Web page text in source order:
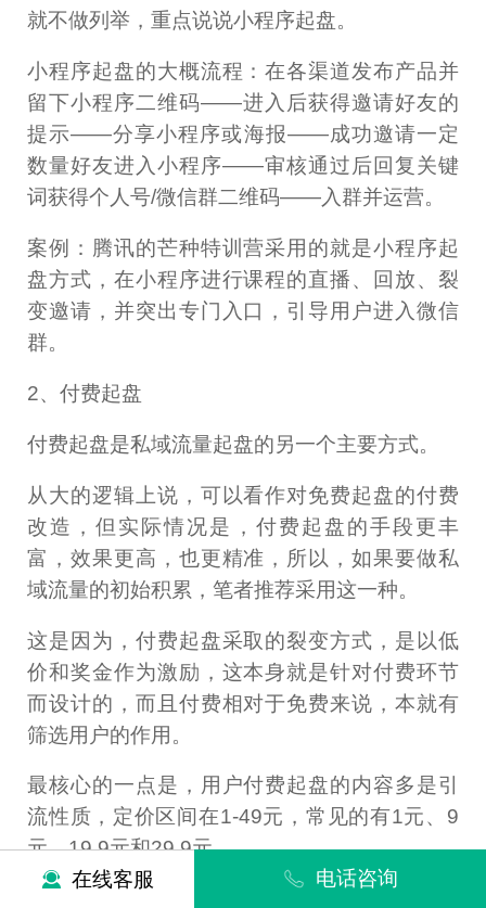
就不做列举，重点说说小程序起盘。
小程序起盘的大概流程：在各渠道发布产品并
留下小程序二维码——进入后获得邀请好友的
提示——分享小程序或海报——成功邀请一定
数量好友进入小程序——审核通过后回复关键
词获得个人号/微信群二维码——入群并运营。
案例：腾讯的芒种特训营采用的就是小程序起
盘方式，在小程序进行课程的直播、回放、裂
变邀请，并突出专门入口，引导用户进入微信
群。
2、付费起盘
付费起盘是私域流量起盘的另一个主要方式。
从大的逻辑上说，可以看作对免费起盘的付费
改造，但实际情况是，付费起盘的手段更丰
富，效果更高，也更精准，所以，如果要做私
域流量的初始积累，笔者推荐采用这一种。
这是因为，付费起盘采取的裂变方式，是以低
价和奖金作为激励，这本身就是针对付费环节
而设计的，而且付费相对于免费来说，本就有
筛选用户的作用。
最核心的一点是，用户付费起盘的内容多是引
流性质，定价区间在1-49元，常见的有1元、9
元、19.9元和29.9元。
在线客服 电话咨询